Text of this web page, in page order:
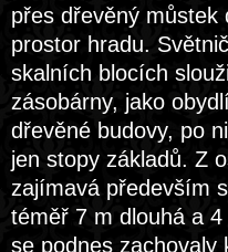
přes dřevěný můstek
prostor hradu.
skalních blocích
zásobárny, jako
dřevěné budovy, po
jen stopy základů. Z
zajímavá především
téměř 7 m dlouhá a
se podnes zachovaly